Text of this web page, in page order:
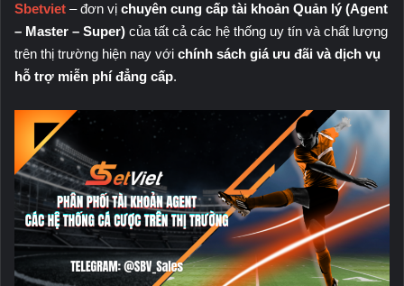
Sbetviet – đơn vị chuyên cung cấp tài khoản Quản lý (Agent
– Master – Super) của tất cả các hệ thống uy tín và chất lượng
trên thị trường hiện nay với chính sách giá ưu đãi và dịch vụ
hỗ trợ miễn phí đẳng cấp.